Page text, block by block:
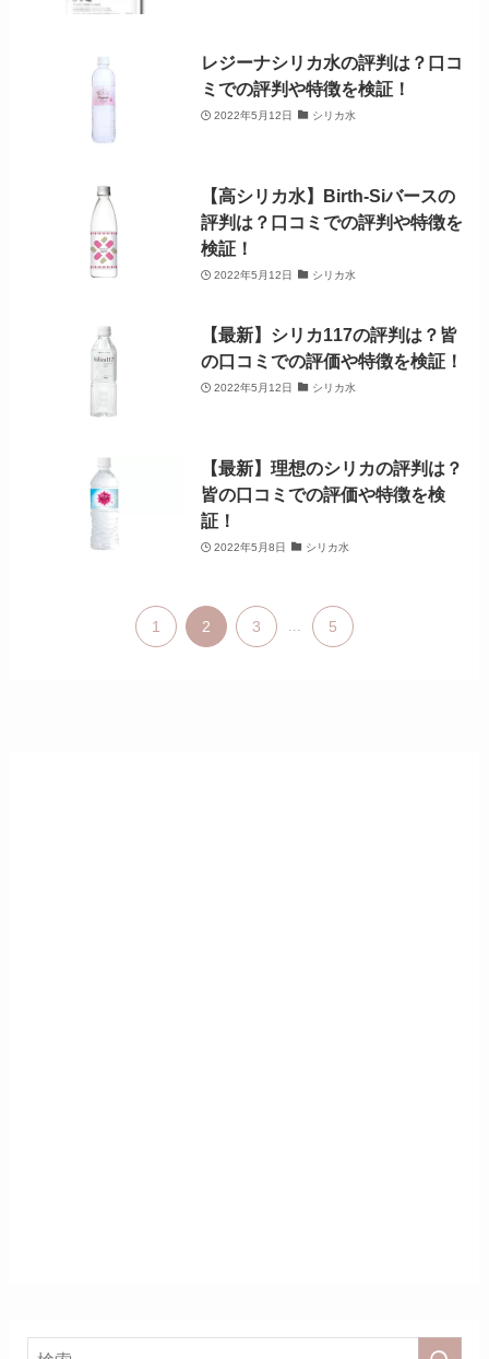
レジーナシリカ水の評判は？口コ
ミでの評判や特徴を検証！
2022年5月12日 シリカ水
【高シリカ水】Birth-Siバースの
評判は？口コミでの評判や特徴を
検証！
2022年5月12日 シリカ水
【最新】シリカ117の評判は？皆
の口コミでの評価や特徴を検証！
2022年5月12日 シリカ水
【最新】理想のシリカの評判は？
皆の口コミでの評価や特徴を検
証！
2022年5月8日 シリカ水
1 2 3 5